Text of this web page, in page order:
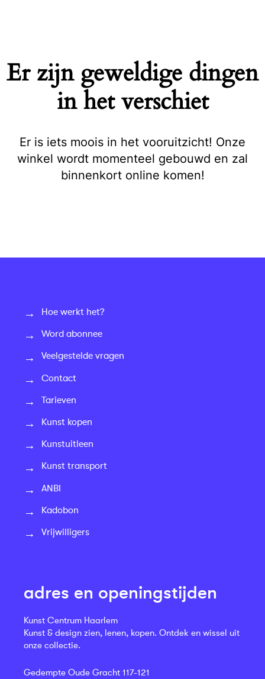
Er zijn geweldige dingen
in het verschiet
Er is iets moois in het vooruitzicht! Onze
winkel wordt momenteel gebouwd en zal
binnenkort online komen!
Hoe werkt het?
Word abonnee
Veelgestelde vragen
Contact
Tarieven
Kunst kopen
Kunstuitleen
Kunst transport
ANBI
Kadobon
Vrijwilligers
adres en openingstijden
Kunst Centrum Haarlem
Kunst & design zien, lenen, kopen. Ontdek en wissel uit
onze collectie.
Gedempte Oude Gracht 117-121